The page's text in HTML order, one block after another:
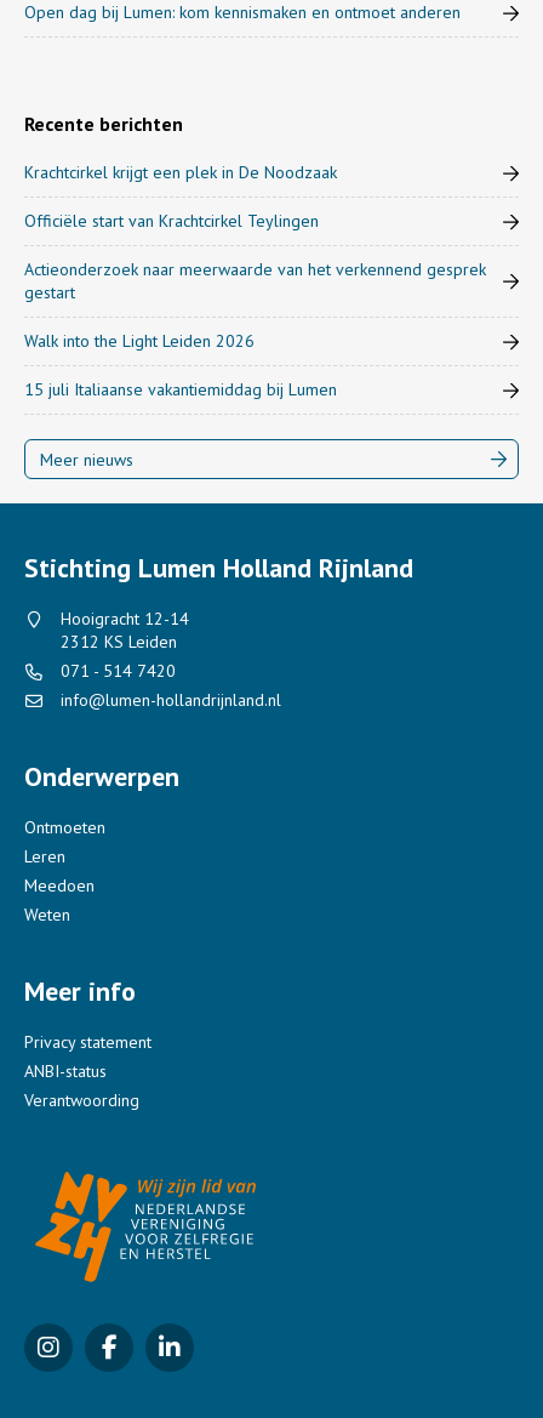
Open dag bij Lumen: kom kennismaken en ontmoet anderen
Recente berichten
Krachtcirkel krijgt een plek in De Noodzaak
Officiële start van Krachtcirkel Teylingen
Actieonderzoek naar meerwaarde van het verkennend gesprek
gestart
Walk into the Light Leiden 2026
15 juli Italiaanse vakantiemiddag bij Lumen
Meer nieuws
Stichting Lumen Holland Rijnland
Hooigracht 12-14
2312 KS Leiden
071 - 514 7420
info@lumen-hollandrijnland.nl
Onderwerpen
Ontmoeten
Leren
Meedoen
Weten
Meer info
Privacy statement
ANBI-status
Verantwoording